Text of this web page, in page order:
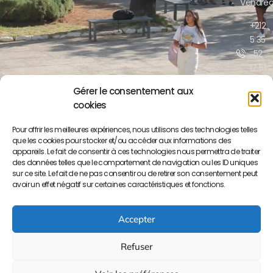
Gérer le consentement aux
cookies
Pour offrir les meilleures expériences, nous utilisons des technologies telles
que les cookies pour stocker et/ou accéder aux informations des
appareils. Le fait de consentir à ces technologies nous permettra de traiter
des données telles que le comportement de navigation ou les ID uniques
sur ce site. Le fait de ne pas consentir ou de retirer son consentement peut
avoir un effet négatif sur certaines caractéristiques et fonctions.
Accepter
Refuser
+212
5 35
52
17 51
Moulay
Youssef
Meknès